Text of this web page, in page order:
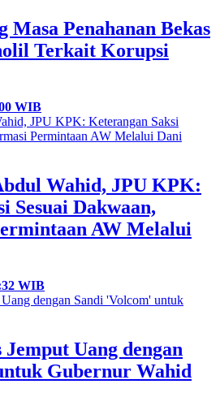
Penahanan Bekas
Terkait Korupsi
WIB
Wahid, JPU KPK:
Sesuai Dakwaan,
AW Melalui
WIB
Uang dengan
Gubernur Wahid